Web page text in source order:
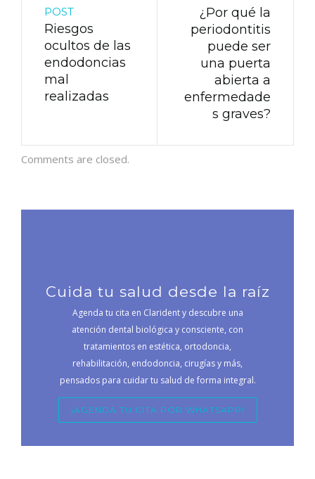
POST
Riesgos
ocultos de las
endodoncias
mal
realizadas
¿Por qué la
periodontitis
puede ser
una puerta
abierta a
enfermedade
s graves?
Comments are closed.
Cuida tu salud desde la raíz
Agenda tu cita en Clarident y descubre una
atención dental biológica y consciente, con
tratamientos en estética, ortodoncia,
rehabilitación, endodoncia, cirugías y más,
pensados para cuidar tu salud de forma integral.
¡AGENDA TU CITA POR WHATSAPP!